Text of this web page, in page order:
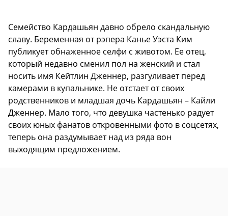
Семейство Кардашьян давно обрело скандальную
славу. Беременная от рэпера Канье Уэста Ким
публикует обнаженное селфи с животом. Ее отец,
который недавно сменил пол на женский и стал
носить имя Кейтлин Дженнер, разгуливает перед
камерами в купальнике. Не отстает от своих
родственников и младшая дочь Кардашьян – Кайли
Дженнер. Мало того, что девушка частенько радует
своих юных фанатов откровенными фото в соцсетях,
теперь она раздумывает над из ряда вон
выходящим предложением.